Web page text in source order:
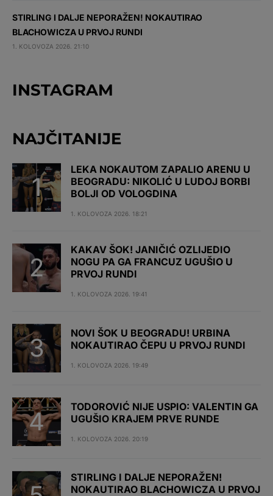
STIRLING I DALJE NEPORAŽEN! NOKAUTIRAO
BLACHOWICZA U PRVOJ RUNDI
1. KOLOVOZA 2026. 21:10
INSTAGRAM
NAJČITANIJE
LEKA NOKAUTOM ZAPALIO ARENU U
BEOGRADU: NIKOLIĆ U LUDOJ BORBI
BOLJI OD VOLOGDINA
1. KOLOVOZA 2026. 18:21
KAKAV ŠOK! JANIČIĆ OZLIJEDIO
NOGU PA GA FRANCUZ UGUŠIO U
PRVOJ RUNDI
1. KOLOVOZA 2026. 19:41
NOVI ŠOK U BEOGRADU! URBINA
NOKAUTIRAO ČEPU U PRVOJ RUNDI
1. KOLOVOZA 2026. 19:49
TODOROVIĆ NIJE USPIO: VALENTIN GA
UGUŠIO KRAJEM PRVE RUNDE
1. KOLOVOZA 2026. 20:19
STIRLING I DALJE NEPORAŽEN!
NOKAUTIRAO BLACHOWICZA U PRVOJ